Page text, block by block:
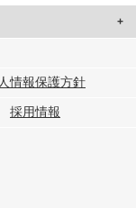
たコンテンツや広告の
しています。
提供した他の情報や、
集した他の情報を組み
情報保護方針
採用情報